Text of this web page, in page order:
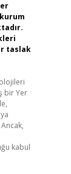
taslak
bir Yer
kabul